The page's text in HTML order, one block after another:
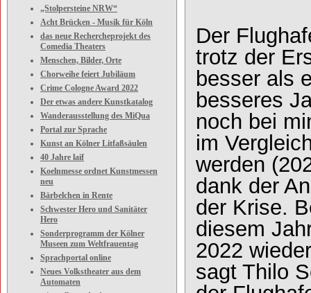
„Stolpersteine NRW“
Acht Brücken - Musik für Köln
das neue Rechercheprojekt des
Comedia Theaters
Menschen, Bilder, Orte
Chorweihe feiert Jubiläum
Crime Cologne Award 2022
Der etwas andere Kunstkatalog
Wanderausstellung des MiQua
Portal zur Sprache
Kunst an Kölner Litfaßsäulen
40 Jahre laif
Koelnmesse ordnet Kunstmessen
neu
Bärbelchen in Rente
Schwester Hero und Sanitäter
Hero
Sonderprogramm der Kölner
Museen zum Weltfrauentag
Sprachportal online
Neues Volkstheater aus dem
Automaten
Der
trotz der
besser als
besseres
noch bei
im
werden
dank der
der Krise.
diesem
2022
sagt Thilo